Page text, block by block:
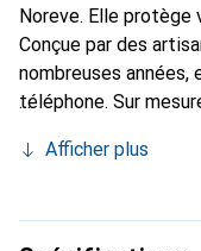
Noreve. Elle protège
Conçue par des
nombreuses
téléphone. Sur
et indispensable
marque Noreve est
exigeante.
Afficher plus